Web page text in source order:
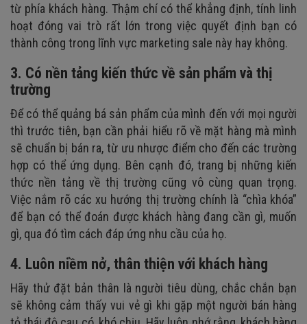
từ phía khách hàng. Thậm chí có thể khẳng định, tính linh
hoạt đóng vai trò rất lớn trong việc quyết định bạn có
thành công trong lĩnh vực marketing sale này hay không.
3. Có nền tảng kiến thức về sản phẩm và thị
trường
Để có thể quảng bá sản phẩm của mình đến với mọi người
thì trước tiên, bạn cần phải hiểu rõ về mặt hàng mà mình
sẽ chuẩn bị bán ra, từ ưu nhược điểm cho đến các trường
hợp có thể ứng dụng. Bên cạnh đó, trang bị những kiến
thức nền tảng về thị trường cũng vô cùng quan trọng.
Việc nắm rõ các xu hướng thị trường chính là “chìa khóa”
để bạn có thể đoán được khách hàng đang cần gì, muốn
gì, qua đó tìm cách đáp ứng nhu cầu của họ.
4. Luôn niềm nở, thân thiện với khách hàng
Hãy thử đặt bản thân là người tiêu dùng, chắc chắn bạn
sẽ không cảm thấy vui vẻ gì khi gặp một người bán hàng